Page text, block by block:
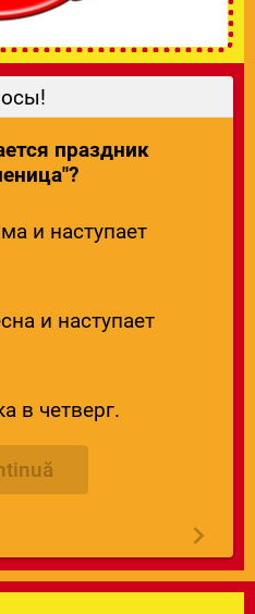
праздник
и наступает
и наступает
в четверг.